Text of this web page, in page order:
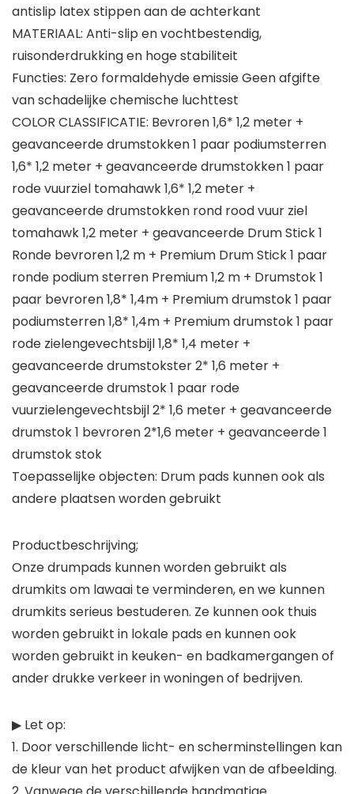
antislip latex stippen aan de achterkant
MATERIAAL: Anti-slip en vochtbestendig,
ruisonderdrukking en hoge stabiliteit
Functies: Zero formaldehyde emissie Geen afgifte
van schadelijke chemische luchttest
COLOR CLASSIFICATIE: Bevroren 1,6* 1,2 meter +
geavanceerde drumstokken 1 paar podiumsterren
1,6* 1,2 meter + geavanceerde drumstokken 1 paar
rode vuurziel tomahawk 1,6* 1,2 meter +
geavanceerde drumstokken rond rood vuur ziel
tomahawk 1,2 meter + geavanceerde Drum Stick 1
Ronde bevroren 1,2 m + Premium Drum Stick 1 paar
ronde podium sterren Premium 1,2 m + Drumstok 1
paar bevroren 1,8* 1,4m + Premium drumstok 1 paar
podiumsterren 1,8* 1,4m + Premium drumstok 1 paar
rode zielengevechtsbijl 1,8* 1,4 meter +
geavanceerde drumstokster 2* 1,6 meter +
geavanceerde drumstok 1 paar rode
vuurzielengevechtsbijl 2* 1,6 meter + geavanceerde
drumstok 1 bevroren 2*1,6 meter + geavanceerde 1
drumstok stok
Toepasselijke objecten: Drum pads kunnen ook als
andere plaatsen worden gebruikt
Productbeschrijving;
Onze drumpads kunnen worden gebruikt als
drumkits om lawaai te verminderen, en we kunnen
drumkits serieus bestuderen. Ze kunnen ook thuis
worden gebruikt in lokale pads en kunnen ook
worden gebruikt in keuken- en badkamergangen of
ander drukke verkeer in woningen of bedrijven.
▶ Let op:
1. Door verschillende licht- en scherminstellingen kan
de kleur van het product afwijken van de afbeelding.